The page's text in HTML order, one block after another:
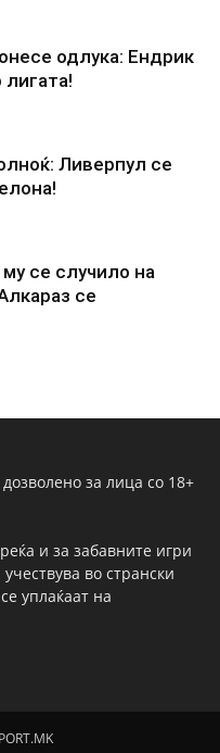
одлука: Ендрик
Ливерпул се
се случило на
се
за лица со 18+
и за забавните игри
во странски
уплаќаат на